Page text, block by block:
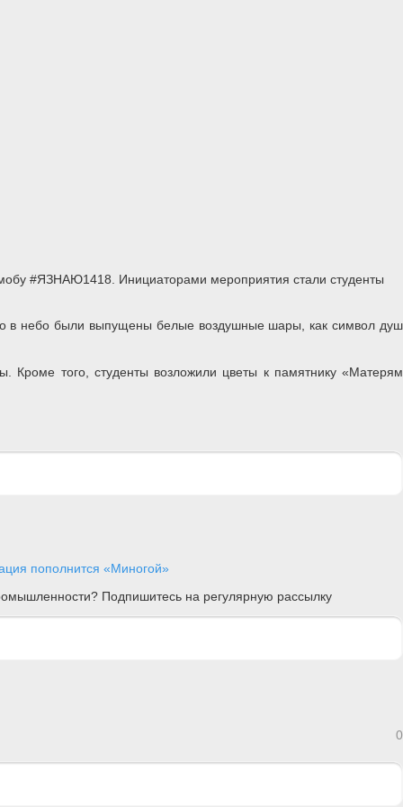
#ЯЗНАЮ1418. Инициаторами мероприятия стали студенты
в небо были выпущены белые воздушные шары, как символ душ
Кроме того, студенты возложили цветы к памятнику «Матерям
пополнится «Миногой»
Подпишитесь на регулярную рассылку
0